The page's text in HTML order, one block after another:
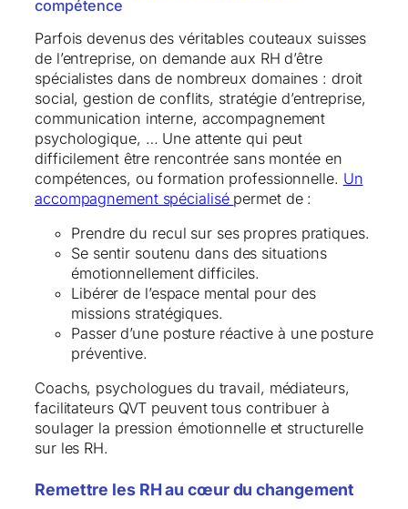
compétence
Parfois devenus des véritables couteaux suisses
de l’entreprise, on demande aux RH d’être
spécialistes dans de nombreux domaines : droit
social, gestion de conflits, stratégie d’entreprise,
communication interne, accompagnement
psychologique, … Une attente qui peut
difficilement être rencontrée sans montée en
compétences, ou formation professionnelle. Un
accompagnement spécialisé permet de :
Prendre du recul sur ses propres pratiques.
Se sentir soutenu dans des situations
émotionnellement difficiles.
Libérer de l’espace mental pour des
missions stratégiques.
Passer d’une posture réactive à une posture
préventive.
Coachs, psychologues du travail, médiateurs,
facilitateurs QVT peuvent tous contribuer à
soulager la pression émotionnelle et structurelle
sur les RH.
Remettre les RH au cœur du changement